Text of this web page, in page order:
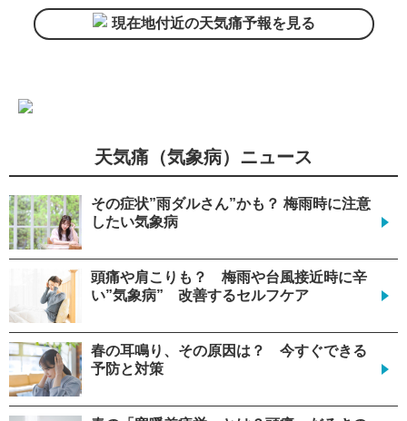
現在地付近の天気痛予報を見る
天気痛（気象病）ニュース
その症状”雨ダルさん”かも？ 梅雨時に注意
したい気象病
頭痛や肩こりも？ 梅雨や台風接近時に辛
い”気象病” 改善するセルフケア
春の耳鳴り、その原因は？ 今すぐできる
予防と対策